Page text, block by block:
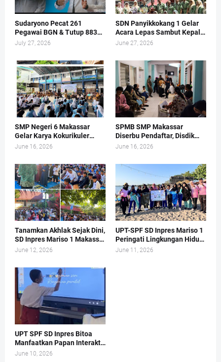
Sudaryono Pecat 261
Pegawai BGN & Tutup 883
Dapur MBG
July 27, 2026
SDN Panyikkokang 1 Gelar
Acara Lepas Sambut Kepala
Sekolah
June 27, 2026
SMP Negeri 6 Makassar
Gelar Karya Kokurikuler
Bertema Pengelolaan
Adiwiyata
June 16, 2026
SPMB SMP Makassar
Diserbu Pendaftar, Disdik
Sampai Buka Layanan di
June 16, 2026
Tanamkan Akhlak Sejak Dini,
SD Inpres Mariso 1 Makassar
Gelar Sholat Dhuha Rutin
June 12, 2026
UPT-SPF SD Inpres Mariso 1
Peringati Lingkungan Hidup
dengan Turun ke Pantai
June 11, 2026
UPT SPF SD Inpres Bitoa
Manfaatkan Papan Interaktif
Digital Dalam Proses
June 10, 2026